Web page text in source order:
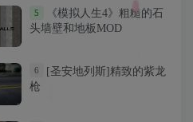
5
《模拟人生4》粗糙的石
头墙壁和地板MOD
6
[圣安地列斯]精致的紫龙
枪
5
《模拟人生4》粗糙的石
头墙壁和地板MOD
6
[圣安地列斯]精致的紫龙
枪